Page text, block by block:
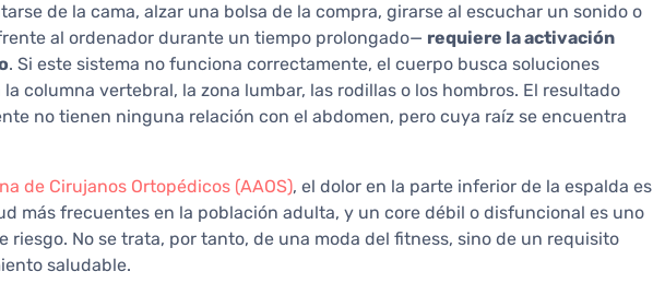
de la cama, alzar una bolsa de la compra, girarse al escuchar un sonido o
al ordenador durante un tiempo prolongado— requiere la activación
. Si este sistema no funciona correctamente, el cuerpo busca soluciones
columna vertebral, la zona lumbar, las rodillas o los hombros. El resultado
no tienen ninguna relación con el abdomen, pero cuya raíz se encuentra
de Cirujanos Ortopédicos (AAOS), el dolor en la parte inferior de la espalda es
más frecuentes en la población adulta, y un core débil o disfuncional es uno
riesgo. No se trata, por tanto, de una moda del fitness, sino de un requisito
saludable.